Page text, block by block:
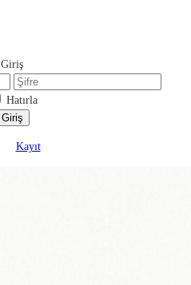
Giriş
Hatırla
Kayıt